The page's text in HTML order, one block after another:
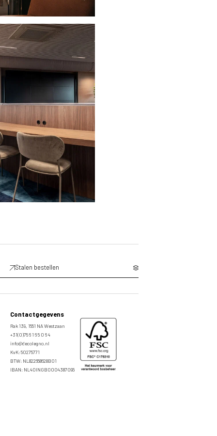
Stalen bestellen
Contactgegevens
Rak 139, 1551 NA Westzaan
+31(0)75 6 1 6 5 0 6 4
info@decolegno.nl
KvK: 50275771
BTW: NL822658628B01
IBAN: NL40INGB0004387095